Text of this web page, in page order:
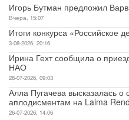
Игорь Бутман предложил
Вчера, 15:07
Итоги конкурса «Российское
3-08-2026, 20:16
Ирина Гехт сообщила о
НАО
28-07-2026, 09:03
Алла Пугачева высказалась о
аплодисментам на Laima
26-07-2026, 14:06